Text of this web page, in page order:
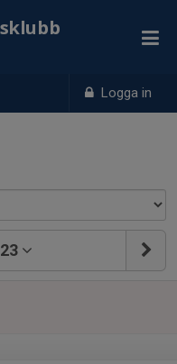
Logga in